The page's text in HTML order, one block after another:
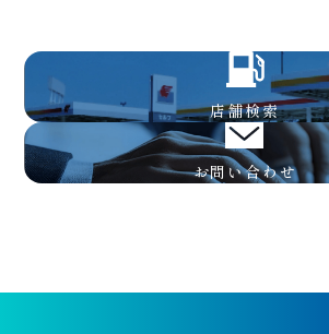
店舗検索
お問い合わせ